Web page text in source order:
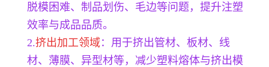
脱模困难、制品划伤、毛边等问题，提升注塑
效率与成品品质。
2.挤出加工领域 ：用于挤出管材、板材、线
材、薄膜、异型材等，减少塑料熔体与挤出模